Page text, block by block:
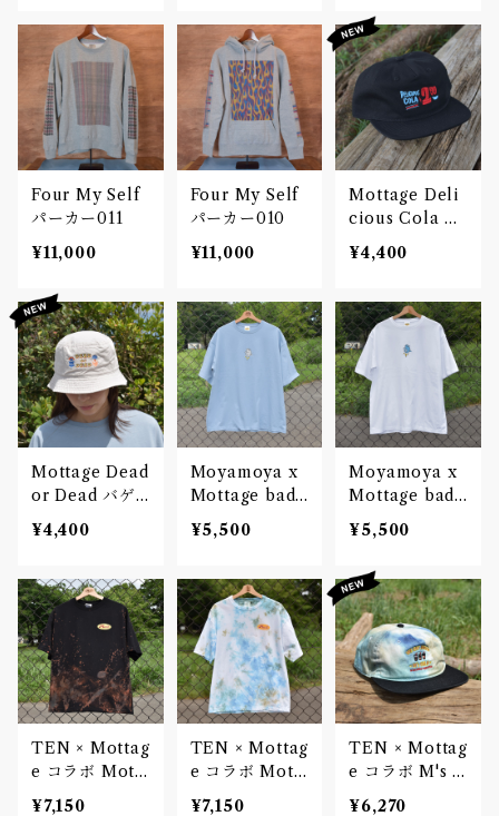
Four My Self
パーカー011
¥11,000
Four My Self
パーカー010
¥11,000
Mottage Deli
cious Cola キ
ャンバス 5パネ
ルキャップ
¥4,400
Mottage Dead
or Dead バゲ
ットハット 刺
繍
¥4,400
Moyamoya x
Mottage bad
weather Tシ
ャツ Water Un
¥5,500
Moyamoya x
Mottage bad
weather Tシ
ャツ White Un
isex
¥5,500
TEN × Mottag
e コラボ Mott
Oval Tシャツ
¥7,150
TEN × Mottag
e コラボ Mott
Oval Tシャツ
¥7,150
TEN × Mottag
e コラボ M's C
ola 2tone キャ
¥6,270